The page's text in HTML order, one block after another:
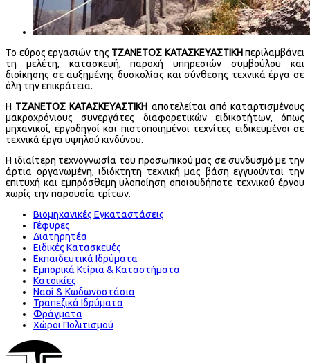
Το εύρος εργασιών της ΤΖΑΝΕΤΟΣ ΚΑΤΑΣΚΕΥΑΣΤΙΚΗπεριλαμβάνει
τη μελέτη, κατασκευή, παροχή υπηρεσιών συμβούλου και
διοίκησης σε αυξημένης δυσκολίας και σύνθεσης τεχνικά έργα σε
όλη την επικράτεια.
Η ΤΖΑΝΕΤΟΣ ΚΑΤΑΣΚΕΥΑΣΤΙΚΗ αποτελείται από καταρτισμένους
μακροχρόνιους συνεργάτες διαφορετικών ειδικοτήτων, όπως
μηχανικοί, εργοδηγοί και πιστοποιημένοι τεχνίτες ειδικευμένοι σε
τεχνικά έργα υψηλού κινδύνου.
Η ιδιαίτερη τεχνογνωσία του προσωπικού μας σε συνδυσμό με την
άρτια οργανωμένη, ιδιόκτητη τεχνική μας βάση εγγυούνται την
επιτυχή και εμπρόσθεμη υλοποίηση οποιουδήποτε τεχνικού έργου
χωρίς την παρουσία τρίτων.
Βιομηχανικές Εγκαταστάσεις
Γέφυρες
Διατηρητέα
Ειδικές Κατασκευές
Εκπαιδευτικά Ιδρύματα
Εμπορικά Κτίρια & Καταστήματα
Κατοικίες
Ναοί & Κωδωνοστάσια
Τραπεζικά Ιδρύματα
Φράγματα
Χώροι Πολιτισμού